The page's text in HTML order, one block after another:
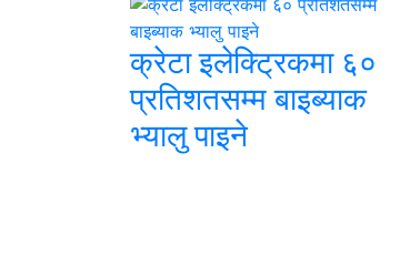
क्रेटा इलेक्ट्रिकमा ६०
प्रतिशतसम्म बाइब्याक
भ्यालु पाइने